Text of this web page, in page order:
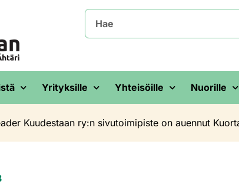
Yrityksille Yhteisöille Nuorille
Kuudestaan ry:n sivutoimipiste on auennut